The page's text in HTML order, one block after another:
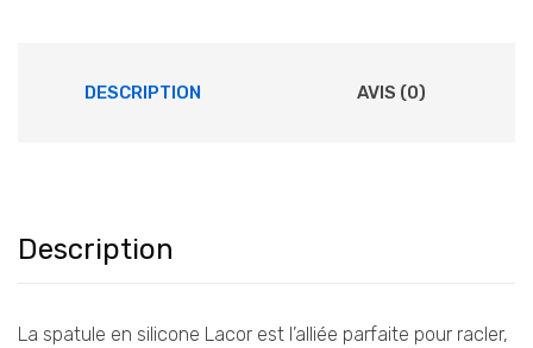
DESCRIPTION AVIS (0)
Description
La spatule en silicone Lacor est l’alliée parfaite pour racler,